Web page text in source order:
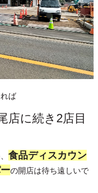
ば
店に続き2店目
食品ディスカウン
の開店は待ち遠しいで